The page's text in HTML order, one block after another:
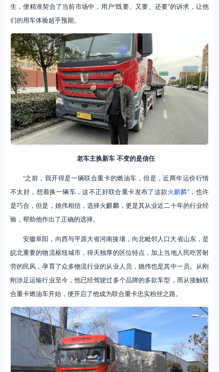
生，便精准契合了当前市场中，用户“既要、又要、还要”的诉求，让他
们的用车体验超乎预期。
老车主换新车 不变的是信任
“之前，我开得是一辆联合重卡的燃油车，但是，近两年运价行情
不太好，想着换一辆车，这不正好联合重卡发布了这款火麒麟”，也许
是巧合，但是，姚伟相信，选择火麒麟，更是其从业近二十年的行业经
验，帮助他作出了正确的选择。
安徽阜阳，向西与平原大省河南接壤，向北毗邻人口大省山东，是
皖北重要的物流枢纽城市，得天独厚的区位特点，加上当地人民吃苦耐
劳的民风，孕育了众多物流行业的从业人员，姚伟也是其中一员。从刚
刚涉足运输行业至今，他已经驾驶过多个品牌的多款车型，而从接触联
合重卡燃油车开始，便开启了他成为联合重卡忠实粉丝之路。